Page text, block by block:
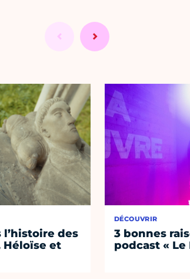
l’histoire des
Héloïse et
DÉCOUVRIR
3 bonnes
podcast « Le